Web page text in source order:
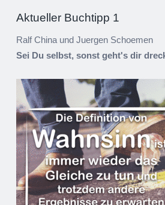
Aktueller Buchtipp 1
Ralf China und Juergen Schoemen
Sei Du selbst, sonst geht's dir